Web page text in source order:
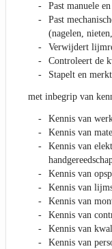
Past manuele
Past
(nagelen,
Verwijdert
Controleert de
Stapelt en
met inbegrip van
Kennis van
Kennis van
Kennis van
Kennis van
Kennis van
Kennis van
Kennis van
Kennis van
Kennis van